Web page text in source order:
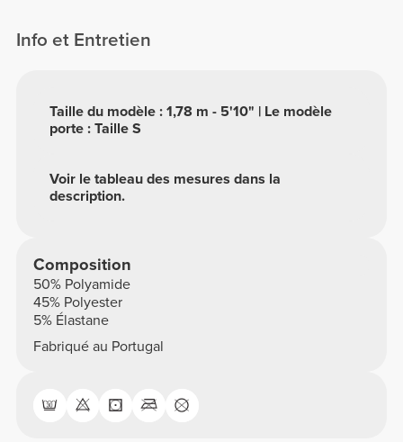
Info et Entretien
Voir le tableau des mesures dans la
description.
Taille du modèle : 1,78 m - 5'10" | Le modèle
porte : Taille S
Composition
50% Polyamide
45% Polyester
5% Élastane
Fabriqué au Portugal